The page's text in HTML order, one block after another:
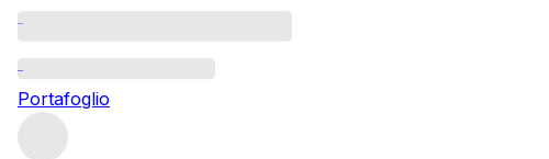
Portafoglio
Maison Leroy 2018
Explore the 2018 Collection from Maison Leroy, one of